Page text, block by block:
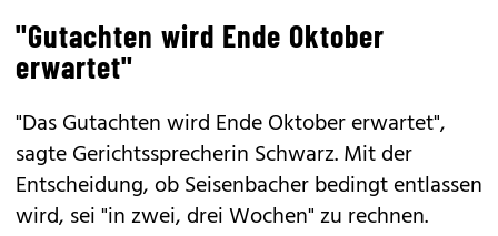
"Gutachten wird Ende Oktober
erwartet"
"Das Gutachten wird Ende Oktober erwartet",
sagte Gerichtssprecherin Schwarz. Mit der
Entscheidung, ob Seisenbacher bedingt entlassen
wird, sei "in zwei, drei Wochen" zu rechnen.